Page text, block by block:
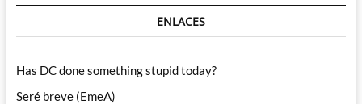
ENLACES
Has DC done something stupid today?
Seré breve (EmeA)